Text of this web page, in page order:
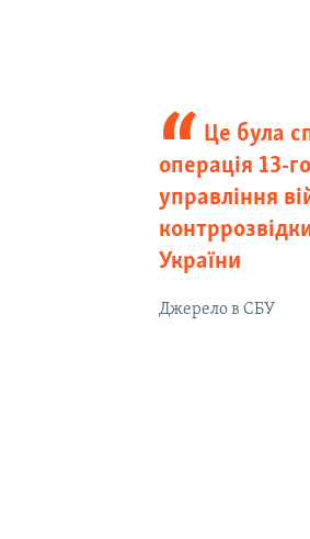
Це була
операція 13-
управління
України
Джерело в СБУ